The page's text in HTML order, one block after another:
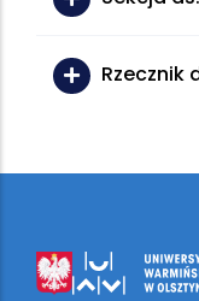
Rzecznik